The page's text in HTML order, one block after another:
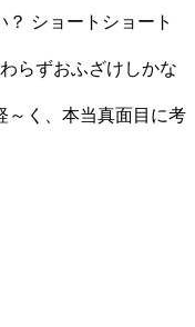
ショートショート
らずおふざけしかな
～く、本当真面目に考